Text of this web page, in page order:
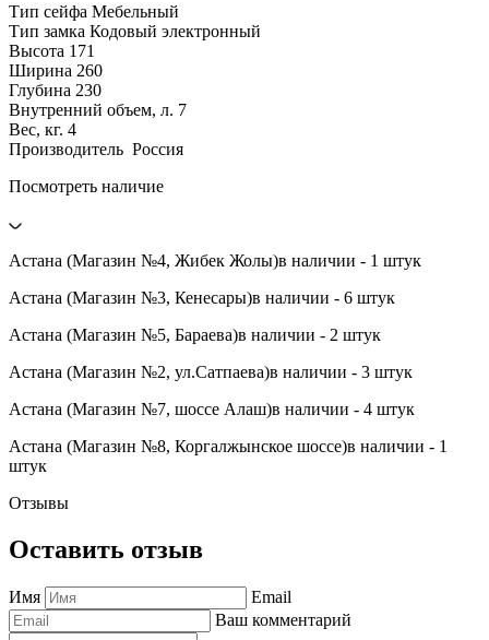
Тип сейфа Мебельный
Тип замка Кодовый электронный
Высота 171
Ширина 260
Глубина 230
Внутренний объем, л. 7
Вес, кг. 4
Производитель Россия
Посмотреть наличие
Астана (Магазин №4, Жибек Жолы)в наличии - 1 штук
Астана (Магазин №3, Кенесары)в наличии - 6 штук
Астана (Магазин №5, Бараева)в наличии - 2 штук
Астана (Магазин №2, ул.Сатпаева)в наличии - 3 штук
Астана (Магазин №7, шоссе Алаш)в наличии - 4 штук
Астана (Магазин №8, Коргалжынское шоссе)в наличии - 1
штук
Отзывы
Оставить отзыв
Имя
Email
Ваш комментарий